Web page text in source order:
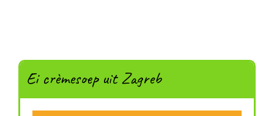
Ei crèmesoep uit Zagreb